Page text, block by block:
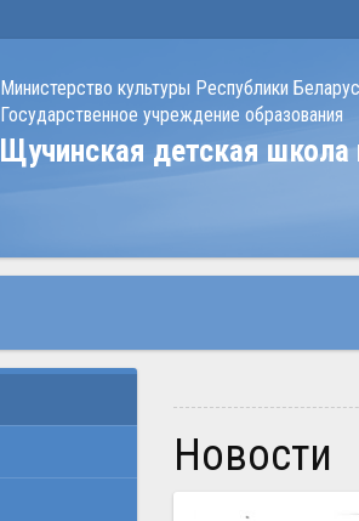
Министерство культуры Республики
Государственное учреждение образования
Щучинская детская
Новости